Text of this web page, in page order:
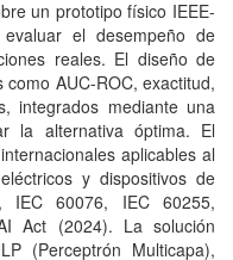
un prototipo físico IEEE-
el desempeño de
reales. El diseño de
AUC-ROC, exactitud,
integrados mediante una
la alternativa óptima. El
aplicables al
y dispositivos de
IEC 60076, IEC 60255,
Act (2024). La solución
(Perceptrón Multicapa),